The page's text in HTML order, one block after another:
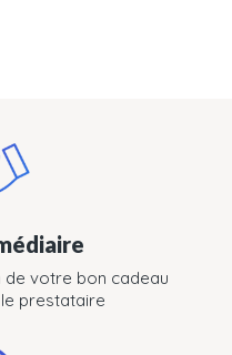
votre bon cadeau
prestataire